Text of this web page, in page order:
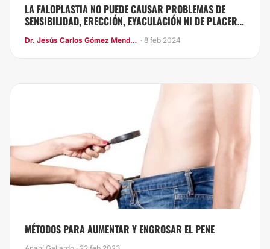
LA FALOPLASTIA NO PUEDE CAUSAR PROBLEMAS DE
SENSIBILIDAD, ERECCIÓN, EYACULACIÓN NI DE PLACER O
FERTILIDAD
Dr. Jesús Carlos Gómez Mendoza · 8 feb 2024
MÉTODOS PARA AUMENTAR Y ENGROSAR EL PENE